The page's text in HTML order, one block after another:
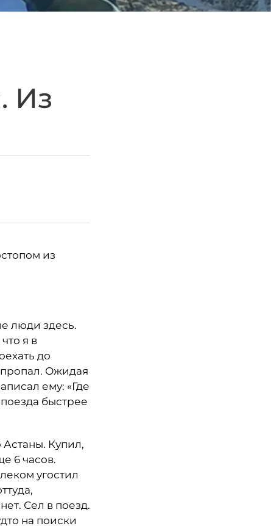
Из
из
люди здесь.
я в
до
пропал. Ожидая
ему: «Где
поезда быстрее
Купил,
6 часов.
угостил
Сел в поезд.
на поиски